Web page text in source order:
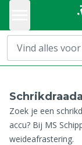
Zoek je een
accu? Bij MS
weideafrastering.